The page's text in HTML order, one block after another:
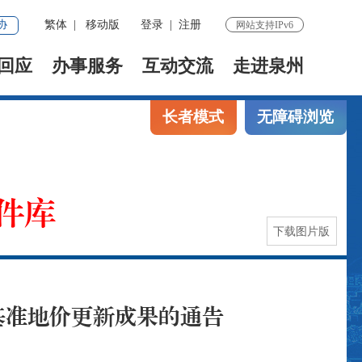
繁体 移动版 登录 注册 网站支持IPv6
应 办事服务 互动交流 走进泉州
长者模式 无障碍浏览
库 下载图片版
地价更新成果的通告